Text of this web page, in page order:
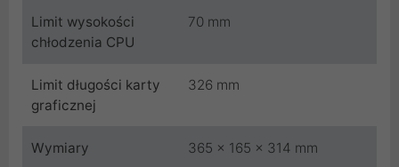
Limit wysokości
chłodzenia CPU
70 mm
Limit długości karty
graficznej
326 mm
Wymiary 365 x 165 x 314 mm